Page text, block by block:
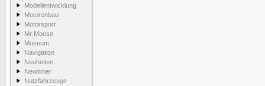
Modellentwicklung
Motorenbau
Motorsport
Mr Moose
Museum
Navigation
Neuheiten
Newtimer
Nutzfahrzeuge